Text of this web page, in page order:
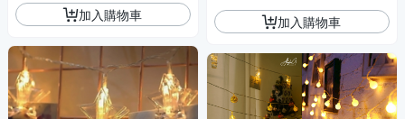
加入購物車 加入購物車